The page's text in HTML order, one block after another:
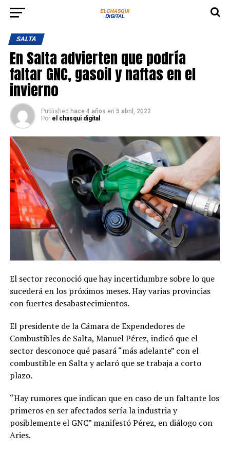
SALTA
En Salta advierten que podría
faltar GNC, gasoil y naftas en el
invierno
Published hace 4 años en 5 abril, 2022
Por el chasqui digital
El sector reconoció que hay incertidumbre sobre lo que
sucederá en los próximos meses. Hay varias provincias
con fuertes desabastecimientos.
El presidente de la Cámara de Expendedores de
Combustibles de Salta, Manuel Pérez, indicó que el
sector desconoce qué pasará “más adelante” con el
combustible en Salta y aclaró que se trabaja a corto
plazo.
“Hay rumores que indican que en caso de un faltante los
primeros en ser afectados sería la industria y
posiblemente el GNC” manifestó Pérez, en diálogo con
Aries.